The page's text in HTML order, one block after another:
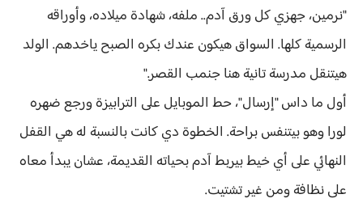
"نرمين، جهزي كل ورق آدم.. ملفه، شهادة ميلاده، وأوراقه
الرسمية كلها. السواق هيكون عندك بكره الصبح ياخدهم. الولد
هيتنقل مدرسة تانية هنا جنمب القصر."
أول ما داس "إرسال"، حط الموبايل على الترابيزة ورجع ضهره
لورا وهو بيتنفس براحة. الخطوة دي كانت بالنسبة له هي القفل
النهائي على أي خيط بيربط آدم بحياته القديمة، عشان يبدأ معاه
على نظافة ومن غير تشتيت.